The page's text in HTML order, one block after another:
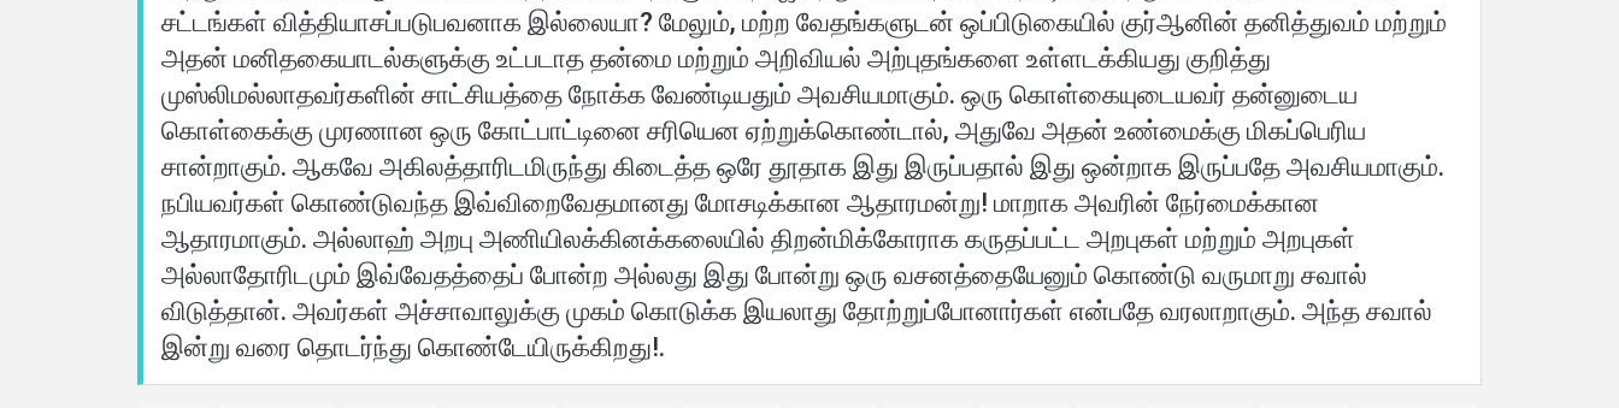
சட்டங்கள் வித்தியாசப்படுபவனாக இல்லையா? மேலும், மற்ற வேதங்களுடன் ஒப்பிடுகையில் குர்ஆனின் தனித்துவம் மற்றும்
அதன் மனிதகையாடல்களுக்கு உட்படாத தன்மை மற்றும் அறிவியல் அற்புதங்களை உள்ளடக்கியது குறித்து
முஸ்லிமல்லாதவர்களின் சாட்சியத்தை நோக்க வேண்டியதும் அவசியமாகும். ஒரு கொள்கையுடையவர் தன்னுடைய
கொள்கைக்கு முரணான ஒரு கோட்பாட்டினை சரியென ஏற்றுக்கொண்டால், அதுவே அதன் உண்மைக்கு மிகப்பெரிய
சான்றாகும். ஆகவே அகிலத்தாரிடமிருந்து கிடைத்த ஒரே தூதாக இது இருப்பதால் இது ஒன்றாக இருப்பதே அவசியமாகும்.
நபியவர்கள் கொண்டுவந்த இவ்விறைவேதமானது மோசடிக்கான ஆதாரமன்று! மாறாக அவரின் நேர்மைக்கான
ஆதாரமாகும். அல்லாஹ் அறபு அணியிலக்கினக்கலையில் திறன்மிக்கோராக கருதப்பட்ட அறபுகள் மற்றும் அறபுகள்
அல்லாதோரிடமும் இவ்வேதத்தைப் போன்ற அல்லது இது போன்று ஒரு வசனத்தையேனும் கொண்டு வருமாறு சவால்
விடுத்தான். அவர்கள் அச்சாவாலுக்கு முகம் கொடுக்க இயலாது தோற்றுப்போனார்கள் என்பதே வரலாறாகும். அந்த சவால்
இன்று வரை தொடர்ந்து கொண்டேயிருக்கிறது!.